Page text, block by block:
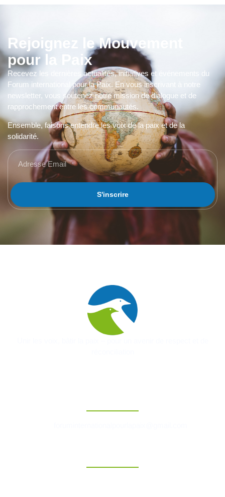
Rejoignez le Mouvement
pour la Paix
Recevez les dernières actualités, initiatives et événements du
Forum international pour la Paix. En vous inscrivant à notre
newsletter, vous soutenez notre mission de dialogue et de
rapprochement entre les communautés.
Ensemble, faisons entendre les voix de la paix et de la
solidarité.
S'inscrire